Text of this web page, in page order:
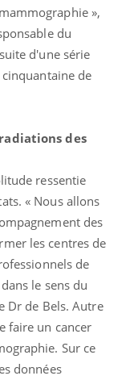
»,
du
d'une série
cinquantaine de
des
ressentie
« Nous allons
des
les centres de
de
le sens du
Dr de Bels. Autre
faire un cancer
Sur ce
données